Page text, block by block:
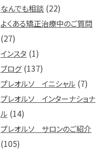
なんでも相談 (22)
よくある矯正治療中のご質問
(27)
インスタ (1)
ブログ(137)
プレオルソ イニシャル (7)
プレオルソ インターナショナ
ル (14)
プレオルソ サロンのご紹介
(105)